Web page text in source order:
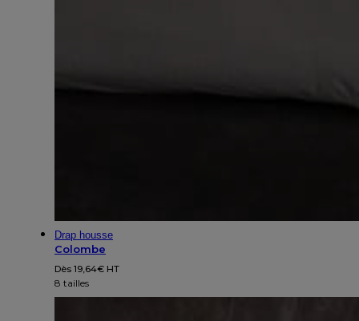
Drap housse
Colombe
Dès 19,64€ HT
8 tailles